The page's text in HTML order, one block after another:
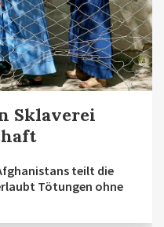
Sklaverei
teilt die
Tötungen ohne